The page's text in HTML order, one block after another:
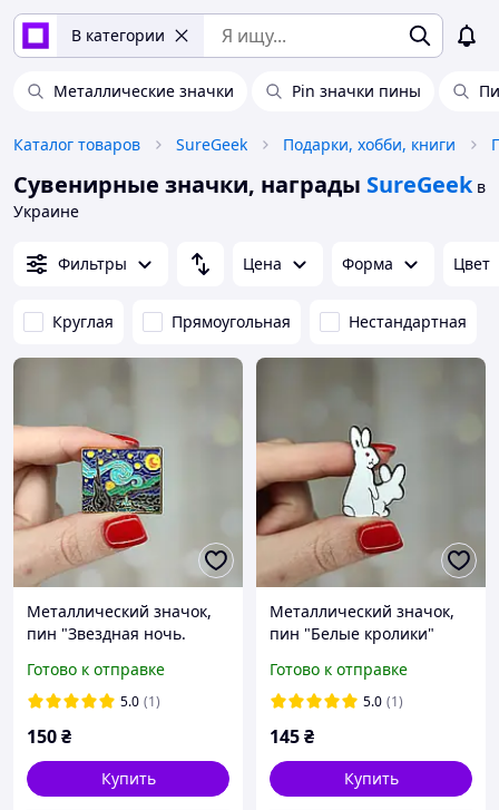
В категории
Металлические значки Pin значки пины
Каталог товаров SureGeek Подарки, хобби, книги
Сувенирные значки, награды SureGeek в
Украине
Фильтры Цена Форма Цвет
Круглая Прямоугольная Нестандартная
Металлический значок,
пин "Звездная ночь.
Готово к отправке
5.0 (1)
150₴
Купить
Металлический значок,
пин "Белые кролики"
Готово к отправке
5.0 (1)
145₴
Купить